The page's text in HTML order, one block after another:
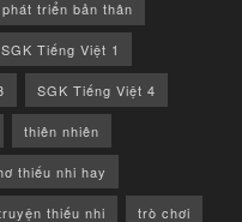
phát triển bản thân
SGK Tiếng Việt 1
SGK Tiếng Việt 4
thiên nhiên
thiếu nhi hay
thiếu nhi trò chơi